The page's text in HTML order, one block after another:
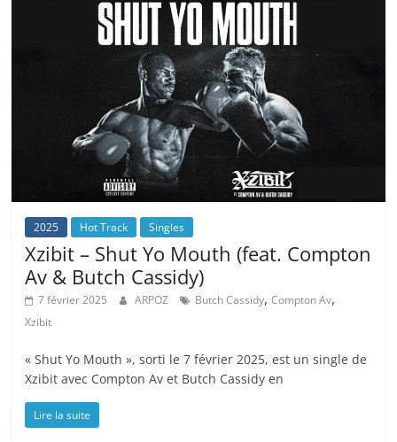
2025 Hot Track Singles
Xzibit – Shut Yo Mouth (feat. Compton
Av & Butch Cassidy)
7 février 2025 ARPOZ Butch Cassidy,Compton Av,
Xzibit
« Shut Yo Mouth », sorti le 7 février 2025, est un single de
Xzibit avec Compton Av et Butch Cassidy en
Lire la suite